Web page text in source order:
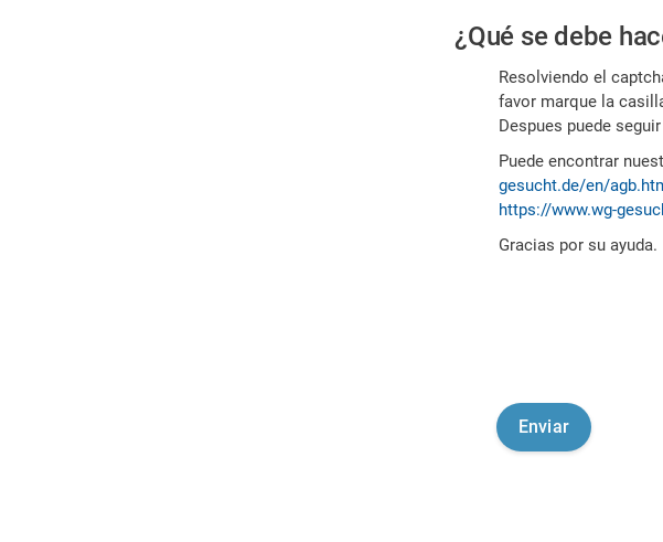
es
humano
¿Qué se debe
Resolviendo el
favor marque la
Despues puede
Puede encontrar
gesucht.de/en/
https://www.wg-
Gracias por su ayuda.